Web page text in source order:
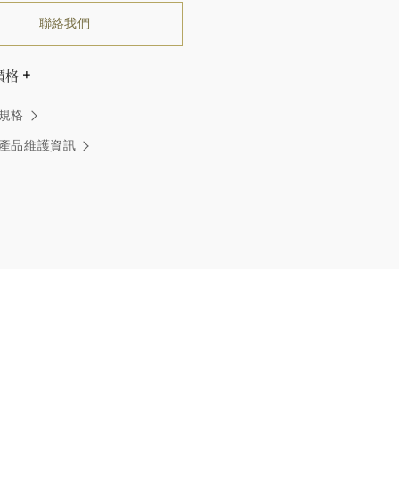
聯絡我們
格
件高級珠寶作品也是如此：每個寶石皆與眾不同而採用獨
式，重量和寶石的等級亦不盡相同。如有疑問，敬請諮詢
。
格
品維護資訊